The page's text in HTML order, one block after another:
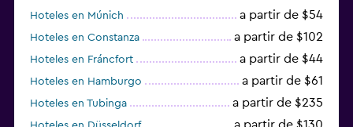
Hoteles en Múnich a partir de $54
Hoteles en Constanza a partir de $102
Hoteles en Fráncfort a partir de $44
Hoteles en Hamburgo a partir de $61
Hoteles en Tubinga a partir de $235